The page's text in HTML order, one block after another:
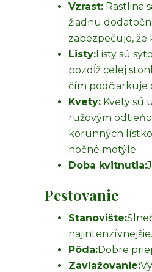
Vzrast: Rastlina
žiadnu
zabezpečuje, že
Listy:Listy sú
pozdĺž celej
čím podčiarkuje
Kvety: Kvety sú
ružovým
korunných
nočné motýle.
Doba kvitnutia:
Pestovanie
Stanovište:
najintenzívnejšie.
Pôda:Dobre
Zavlažovanie: